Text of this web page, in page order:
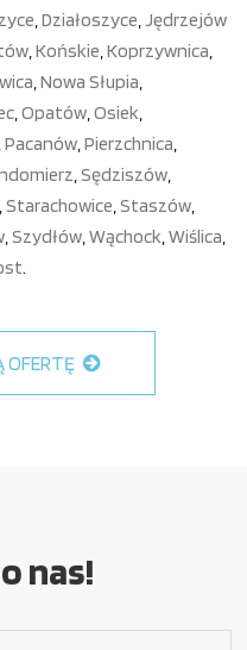
,Działoszyce,Jędrzejów
,Końskie,Koprzywnica,
,Nowa Słupia,
,Opatów,Osiek,
,Pacanów,Pierzchnica,
,Sędziszów,
,Starachowice,Staszów,
,Szydłów,Wąchock,Wiślica,
.
OFERTĘ
nas!